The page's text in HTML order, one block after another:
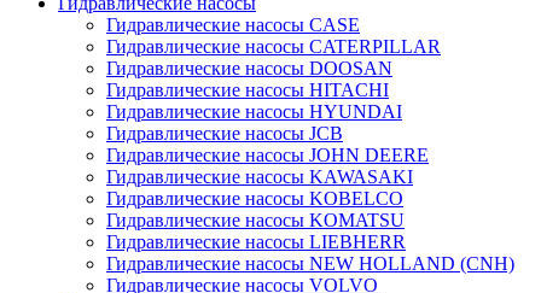
Гидравлические насосы CASE
Гидравлические насосы CATERPILLAR
Гидравлические насосы DOOSAN
Гидравлические насосы HITACHI
Гидравлические насосы HYUNDAI
Гидравлические насосы JCB
Гидравлические насосы JOHN DEERE
Гидравлические насосы KAWASAKI
Гидравлические насосы KOBELCO
Гидравлические насосы KOMATSU
Гидравлические насосы LIEBHERR
Гидравлические насосы NEW HOLLAND (CNH)
Гидравлические насосы VOLVO